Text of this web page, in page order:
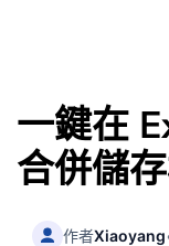
一鍵在
合併儲
作者Xiaoyang